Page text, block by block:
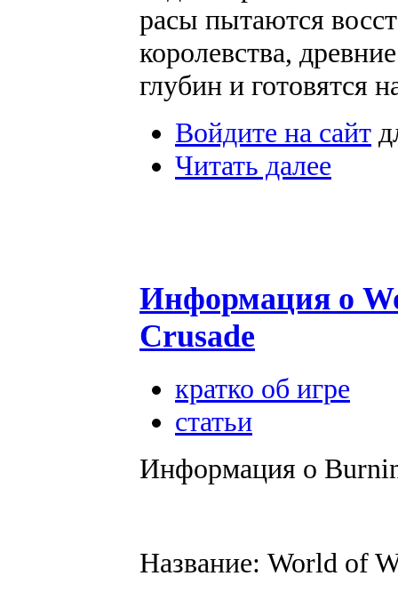
расы пытаются
королевства,
глубин и готовятся
Войдите на сайт
Читать далее
Информация о
Crusade
кратко об игре
статьи
Информация о
Название: World of